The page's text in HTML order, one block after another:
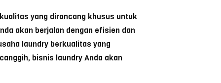
yang dirancang khusus untuk
akan berjalan dengan efisien dan
laundry berkualitas yang
bisnis laundry Anda akan